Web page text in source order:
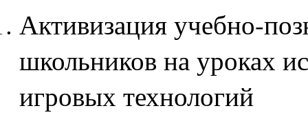
Активизация учебно-
школьников на уроках
игровых технологий